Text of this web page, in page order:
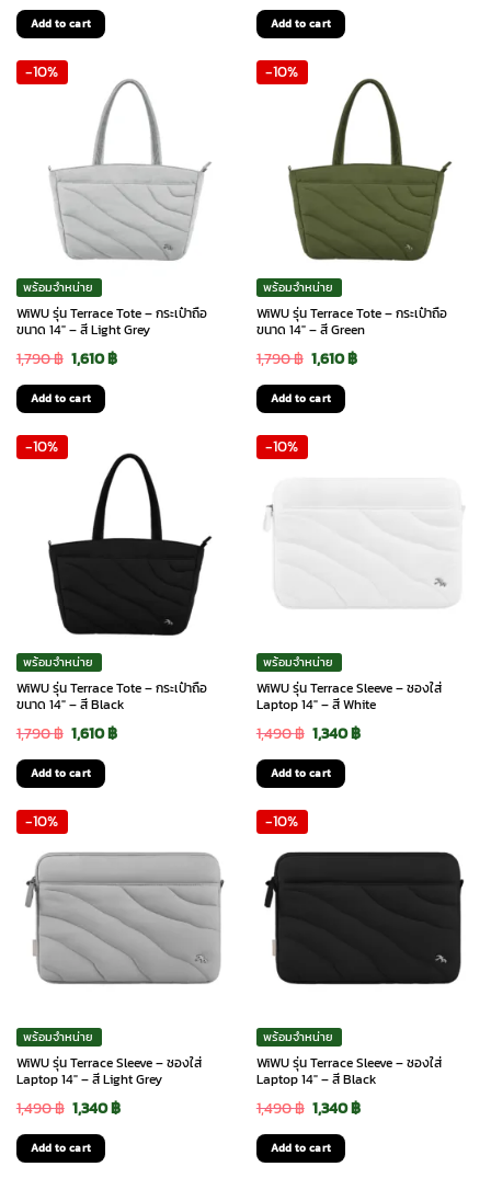
price
was:
1,990 ฿.1,790 ฿.
Add to cart
price
was:
1,990 ฿.1,790 ฿.
Add to cart
-10%
พร้อมจำหน่าย
WiWU รุ่น Terrace Tote – กระเป๋าถือ
ขนาด 14″ – สี Light Grey
1,790฿ Original
price
was:
1,790 ฿.
1,610฿Current
1,610 ฿.
Add to cart
-10%
พร้อมจำหน่าย
WiWU รุ่น Terrace Tote – กระเป๋าถือ
ขนาด 14″ – สี Green
1,790฿ Original
price
was:
1,610฿Current
Add to cart
-10%
พร้อมจำหน่าย
WiWU รุ่น Terrace Tote – กระเป๋าถือ
ขนาด 14″ – สี Black
1,790฿ Original
price
was:
1,610฿Current
Add to cart
-10%
พร้อมจำหน่าย
WiWU รุ่น Terrace Sleeve – ซองใส่
Laptop 14″ – สี White
1,490฿ Original
price
was:
1,340฿Current
Add to cart
-10%
พร้อมจำหน่าย
WiWU รุ่น Terrace Sleeve – ซองใส่
Laptop 14″ – สี Light Grey
1,490฿ Original
price
was:
1,340฿Current
Add to cart
-10%
พร้อมจำหน่าย
WiWU รุ่น Terrace Sleeve – ซองใส่
Laptop 14″ – สี Black
1,490฿ Original
price
was:
1,340฿Current
Add to cart